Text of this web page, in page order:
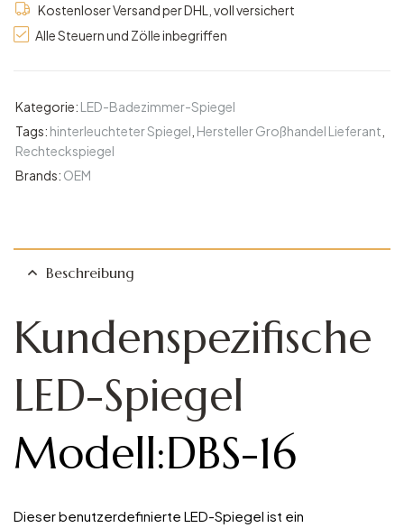
Kostenloser Versand per DHL, voll versichert
Alle Steuern und Zölle inbegriffen
Kategorie: LED-Badezimmer-Spiegel
Tags: hinterleuchteter Spiegel Hersteller Großhandel Lieferant
Rechteckspiegel
Brands: OEM
Beschreibung
Kundenspezifische
LED-Spiegel
Modell:DBS-16
Dieser benutzerdefinierte LED-Spiegel ist ein